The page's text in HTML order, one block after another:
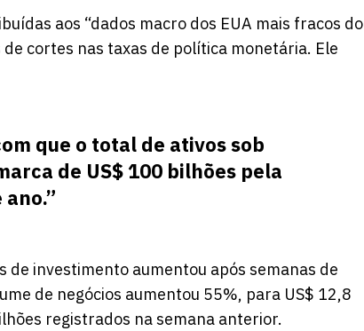
aos “dados macro dos EUA mais fracos do
cortes nas taxas de política monetária. Ele
que o total de ativos sob
de US$ 100 bilhões pela
investimento aumentou após semanas de
de negócios aumentou 55%, para US$ 12,8
registrados na semana anterior.